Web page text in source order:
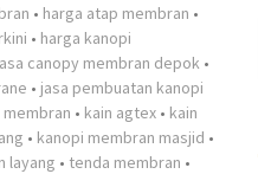
• harga atap membran •
• harga kanopi
canopy membran depok •
• jasa pembuatan kanopi
• kain agtex • kain
• kanopi membran masjid •
layang • tenda membran •